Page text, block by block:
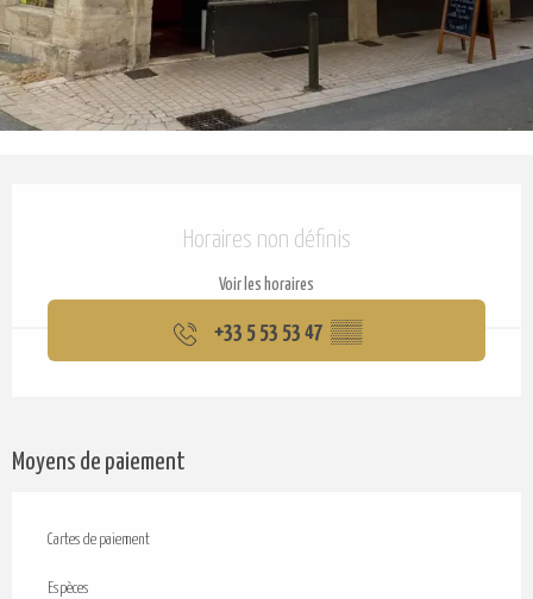
Horaires non définis
Voir les horaires
+33 5 53 53 47 ▒▒
Moyens de paiement
Cartes de paiement
Espèces